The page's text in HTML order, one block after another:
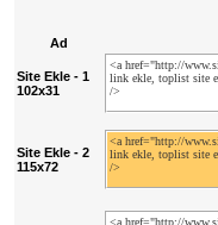
Ad
Site Ekle - 1
102x31
Site Ekle - 2
115x72